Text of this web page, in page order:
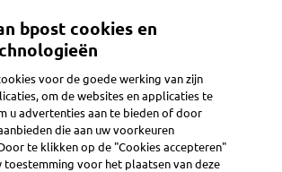
bpost cookies en
voor de goede werking van zijn
om de websites en applicaties te
u advertenties aan te bieden of door
die aan uw voorkeuren
te klikken op de "Cookies accepteren"
toestemming voor het plaatsen van deze